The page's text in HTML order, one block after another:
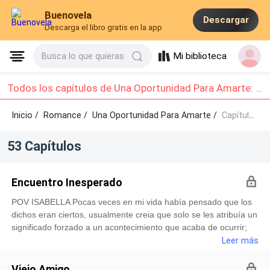
Buenovela
Descarga el libro gratis en la app
Descargar
Busca lo que quieras Mi biblioteca
Todos los capítulos de Una Oportunidad Para Amarte: Capítulo 11 - Capítulo 20
Inicio / Romance/Una Oportunidad Para Amarte / Capítulo 11 - Capítulo 20
53 Capítulos
Encuentro Inesperado
POV ISABELLA Pocas veces en mi vida había pensado que los
dichos eran ciertos, usualmente creia que solo se les atribuía un
significado forzado a un acontecimiento que acaba de ocurrir;
pero el dicho que decía “Que pequeño es el mundo”, se estaba
tan profunda, me pareció conocerla de algún lado y mas
Leer más